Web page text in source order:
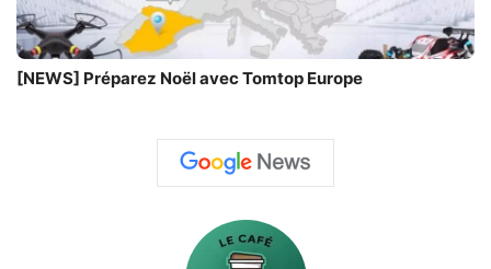
[NEWS] Préparez Noël avec Tomtop Europe